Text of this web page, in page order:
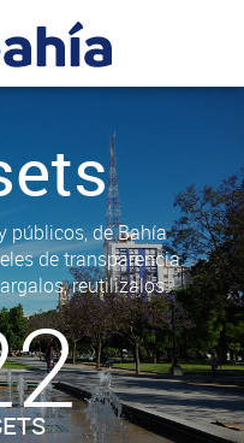
públicos, de Bahía
de transparencia.
reutilizalos.